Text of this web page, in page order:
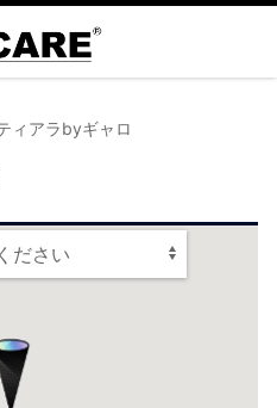
ィアラbyギャロ
ださい